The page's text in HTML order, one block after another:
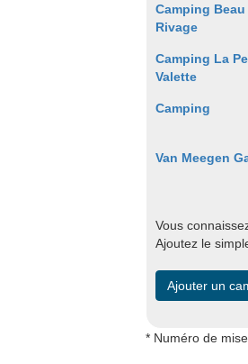
Camping Beau
Rivage
Camping La
Valette
Camping
Van Meegen
Vous
Ajoutez le
Ajouter un
* Numéro de